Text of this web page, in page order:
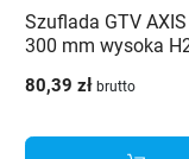
Szuflada GTV AXIS
300 mm wysoka
KPL300D
80,39 zł brutto